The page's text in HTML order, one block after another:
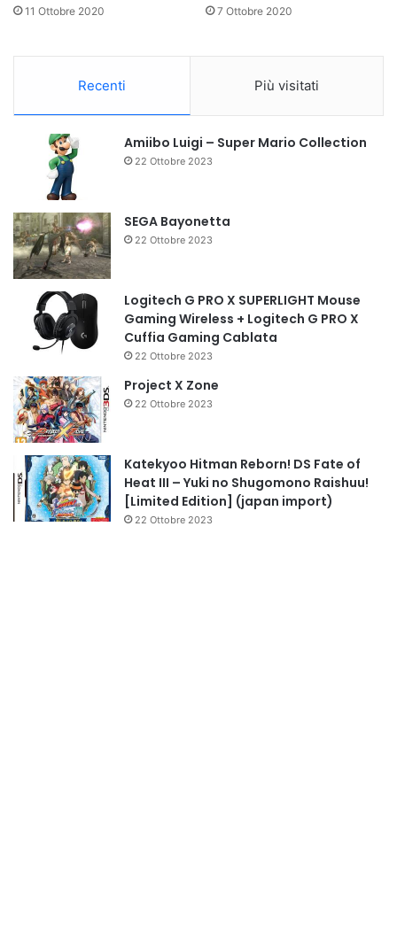
11 Ottobre 2020 7 Ottobre 2020
Recenti Più visitati
Amiibo Luigi – Super Mario Collection
22 Ottobre 2023
SEGA Bayonetta
22 Ottobre 2023
Logitech G PRO X SUPERLIGHT Mouse
Gaming Wireless + Logitech G PRO X
Cuffia Gaming Cablata
22 Ottobre 2023
Project X Zone
22 Ottobre 2023
Katekyoo Hitman Reborn! DS Fate of
Heat III – Yuki no Shugomono Raishuu!
[Limited Edition] (japan import)
22 Ottobre 2023